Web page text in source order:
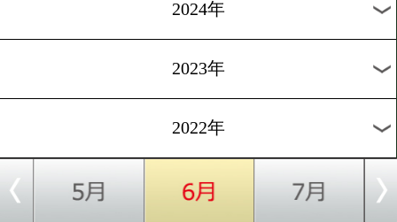
過去のニュース